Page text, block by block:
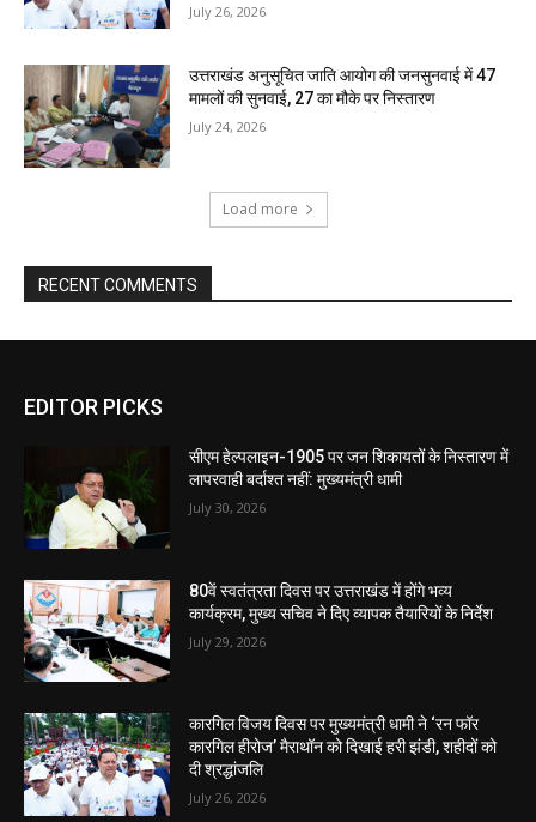
July 26, 2026
उत्तराखंड अनुसूचित जाति आयोग की जनसुनवाई में 47
मामलों की सुनवाई, 27 का मौके पर निस्तारण
July 24, 2026
Load more
RECENT COMMENTS
EDITOR PICKS
सीएम हेल्पलाइन-1905 पर जन शिकायतों के निस्तारण में
लापरवाही बर्दाश्त नहीं: मुख्यमंत्री धामी
July 30, 2026
80वें स्वतंत्रता दिवस पर उत्तराखंड में होंगे भव्य
कार्यक्रम, मुख्य सचिव ने दिए व्यापक तैयारियों के निर्देश
July 29, 2026
कारगिल विजय दिवस पर मुख्यमंत्री धामी ने ‘रन फॉर
कारगिल हीरोज’ मैराथॉन को दिखाई हरी झंडी, शहीदों को
दी श्रद्धांजलि
July 26, 2026